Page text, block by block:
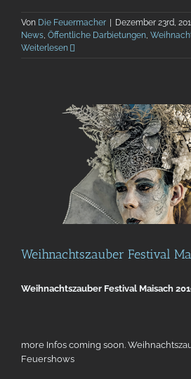
Von Die Feuermacher Dezember 23rd,
News, Öffentliche Darbietungen,
Weiterlesen
Weihnachtszauber Festival
Weihnachtszauber Festival Maisach
more Infos coming soon.
Feuershows